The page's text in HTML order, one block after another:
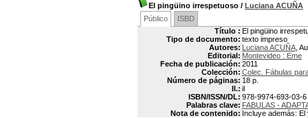
El pingüino irrespetuoso / Luciana ACUÑA
Público
ISBD
Título : El pingüino
Tipo de documento: texto impreso
Autores: Luciana ACUÑA ,
Editorial: Montevideo : Eme
Fecha de publicación: 2011
Colección: Colec. Fábulas
Número de páginas: 18 p.
Il.: il
ISBN/ISSN/DL: 978-9974-693-03-6
Palabras clave: FABULAS -
Nota de contenido: Incluye además: